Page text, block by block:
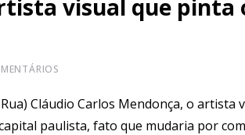
visual que pinta
Cláudio Carlos Mendonça, o artista
paulista, fato que mudaria por